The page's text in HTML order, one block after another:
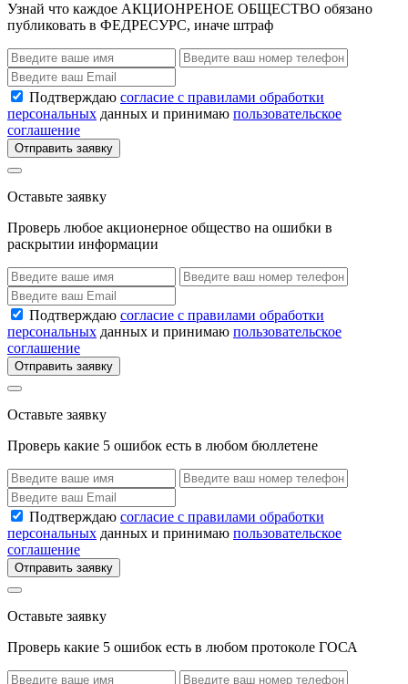
Узнай что каждое АКЦИОНРЕНОЕ ОБЩЕСТВО обязано
публиковать в ФЕДРЕСУРС, иначе штраф
Подтверждаю согласие с правилами обработки
персональных данных и принимаю пользовательское
соглашение
Отправить заявку
Оставьте заявку
Проверь любое акционерное общество на ошибки в
раскрытии информации
Подтверждаю согласие с правилами обработки
персональных данных и принимаю пользовательское
соглашение
Отправить заявку
Оставьте заявку
Проверь какие 5 ошибок есть в любом бюллетене
Подтверждаю согласие с правилами обработки
персональных данных и принимаю пользовательское
соглашение
Отправить заявку
Оставьте заявку
Проверь какие 5 ошибок есть в любом протоколе ГОСА